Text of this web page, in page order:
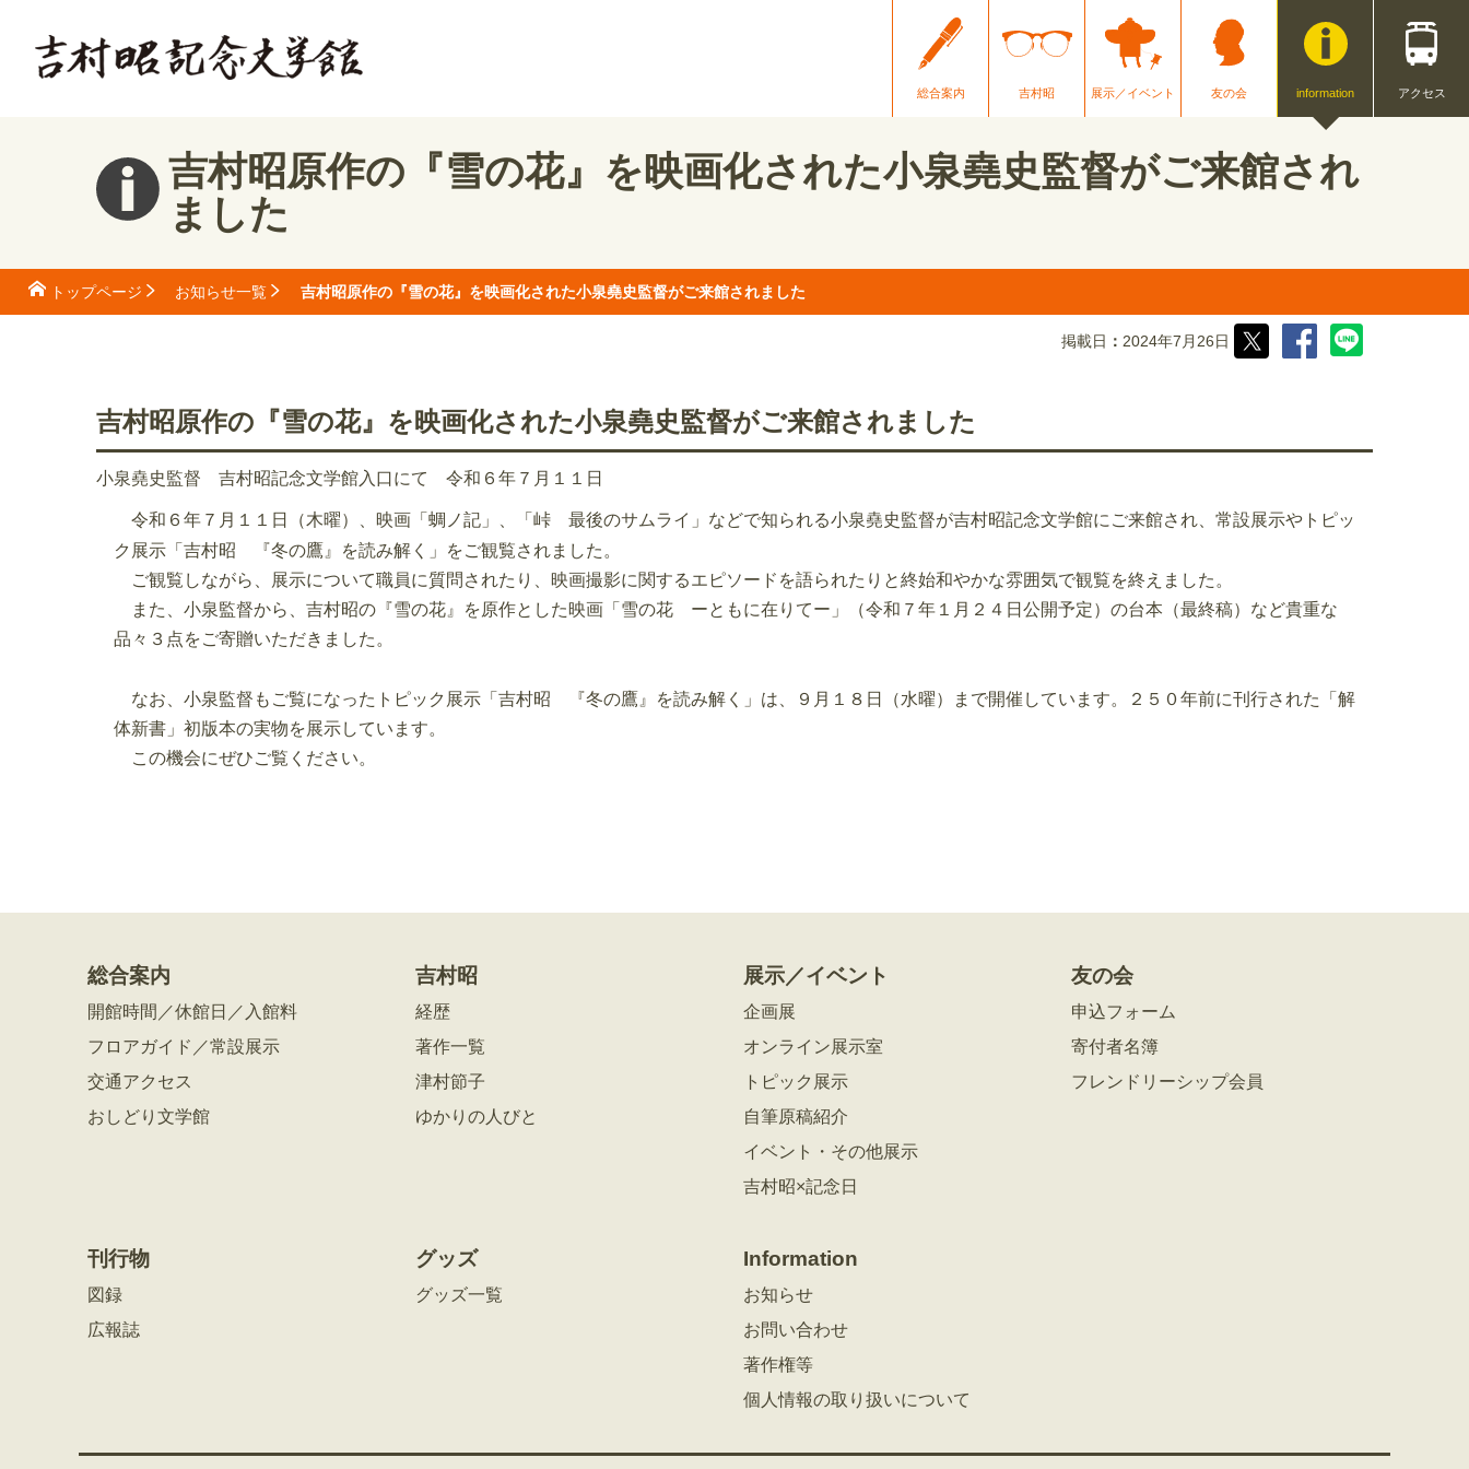
総合案内 吉村昭 展示／イベント 友の会 information アクセス
吉村昭原作の『雪の花』を映画化された小泉堯史監督がご来館され
ました
トップページ お知らせ一覧 吉村昭原作の『雪の花』を映画化された小泉堯史監督がご来館されました
掲載日 2024年7月26日
吉村昭原作の『雪の花』を映画化された小泉堯史監督がご来館されました
小泉堯史監督 吉村昭記念文学館入口にて 令和６年７月１１日
令和６年７月１１日（木曜）、映画「蜩ノ記」、「峠 最後のサムライ」などで知られる小泉堯史監督が吉村昭記念文学館にご来館され、常設展示やトピッ
ク展示「吉村昭 『冬の鷹』を読み解く」をご観覧されました。
ご観覧しながら、展示について職員に質問されたり、映画撮影に関するエピソードを語られたりと終始和やかな雰囲気で観覧を終えました。
また、小泉監督から、吉村昭の『雪の花』を原作とした映画「雪の花 ーともに在りてー」（令和７年１月２４日公開予定）の台本（最終稿）など貴重な
品々３点をご寄贈いただきました。
なお、小泉監督もご覧になったトピック展示「吉村昭 『冬の鷹』を読み解く」は、９月１８日（水曜）まで開催しています。２５０年前に刊行された「解
体新書」初版本の実物を展示しています。
この機会にぜひご覧ください。
総合案内
開館時間／休館日／入館料
フロアガイド／常設展示
交通アクセス
おしどり文学館
吉村昭
経歴
著作一覧
津村節子
ゆかりの人びと
展示／イベント
企画展
オンライン展示室
トピック展示
自筆原稿紹介
イベント・その他展示
吉村昭×記念日
友の会
申込フォーム
寄付者名簿
フレンドリーシップ会員
刊行物
図録
広報誌
グッズ
グッズ一覧
Information
お知らせ
お問い合わせ
著作権等
個人情報の取り扱いについて